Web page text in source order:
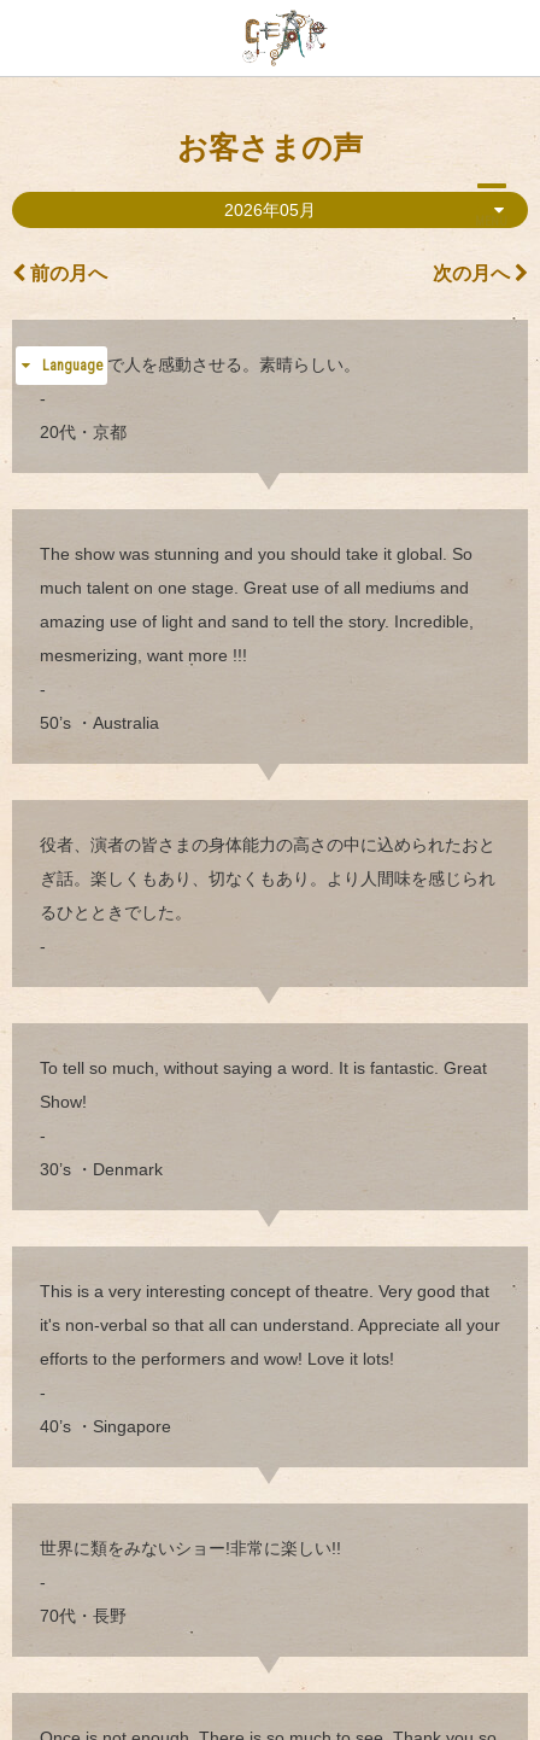
Language
お客さまの声
2026年05月
前の月へ 次の月へ
五感のみで人を感動させる。素晴らしい。
-
20代・京都
The show was stunning and you should take it global. So
much talent on one stage. Great use of all mediums and
amazing use of light and sand to tell the story. Incredible,
mesmerizing, want more !!!
-
50’s ・Australia
役者、演者の皆さまの身体能力の高さの中に込められたおと
ぎ話。楽しくもあり、切なくもあり。より人間味を感じられ
るひとときでした。
-
To tell so much, without saying a word. It is fantastic. Great
Show!
-
30’s ・Denmark
This is a very interesting concept of theatre. Very good that
it's non-verbal so that all can understand. Appreciate all your
efforts to the performers and wow! Love it lots!
-
40’s ・Singapore
世界に類をみないショー!非常に楽しい!!
-
70代・長野